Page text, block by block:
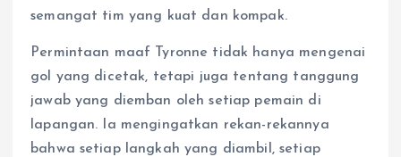
semangat tim yang kuat dan kompak.
Permintaan maaf Tyronne tidak hanya mengenai
gol yang dicetak, tetapi juga tentang tanggung
jawab yang diemban oleh setiap pemain di
lapangan. Ia mengingatkan rekan-rekannya
bahwa setiap langkah yang diambil, setiap